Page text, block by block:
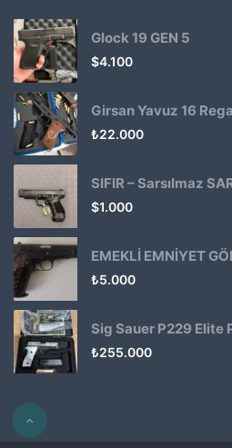
Glock 19 GEN 5
$4.100
Girsan Yavuz 16
₺22.000
SIFIR – Sarsılmaz
$1.000
₺5.000
Sig Sauer P229 Elite
₺255.000